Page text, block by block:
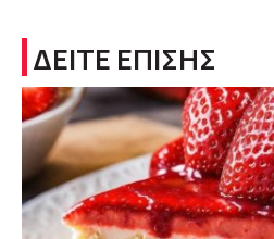
ΔΕΙΤΕ ΕΠΙΣΗΣ